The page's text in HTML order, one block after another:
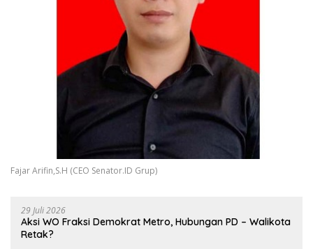
Fajar Arifin,S.H (CEO Senator.ID Grup)
29 Juli 2026
Aksi WO Fraksi Demokrat Metro, Hubungan PD – Walikota
Retak?